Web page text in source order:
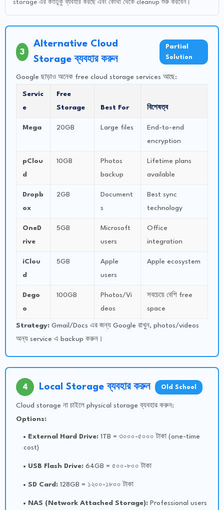
storage এর কতটুকু ব্যবহার করছে এবং কোথা থেকে cleanup শুরু করবেন।
3
Alternative Cloud
Storage ব্যবহার করুন
Partial
Solution
Google ছাড়াও অনেক free cloud storage services আছে:
Servic
e
Free
Storage
Best For বিশেষত্ব
Mega 20GB Large files
End-to-end
encryption
pClou
d
10GB
Photos
backup
Lifetime plans
available
Dropb
ox
2GB
Document
s
Best sync
technology
OneD
rive
5GB
Microsoft
users
Office
integration
iClou
d
5GB
Apple
users
Apple ecosystem
Dego
o
100GB
Photos/Vi
deos
সবচেয়ে বেশি free
space
Strategy: Gmail/Docs এর জন্য Google রাখুন, photos/videos
অন্য service এ backup করুন।
4 Local Storage ব্যবহার করুন Old School
Cloud storage না চাইলে physical storage ব্যবহার করুন:
Options:
External Hard Drive: 1TB = ৩০০০-৫০০০ টাকা (one-time
cost)
USB Flash Drive: 64GB = ৫০০-৮০০ টাকা
SD Card: 128GB = ১২০০-১৮০০ টাকা
NAS (Network Attached Storage): Professional users